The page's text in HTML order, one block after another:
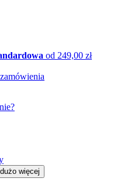
od 249,00 zł